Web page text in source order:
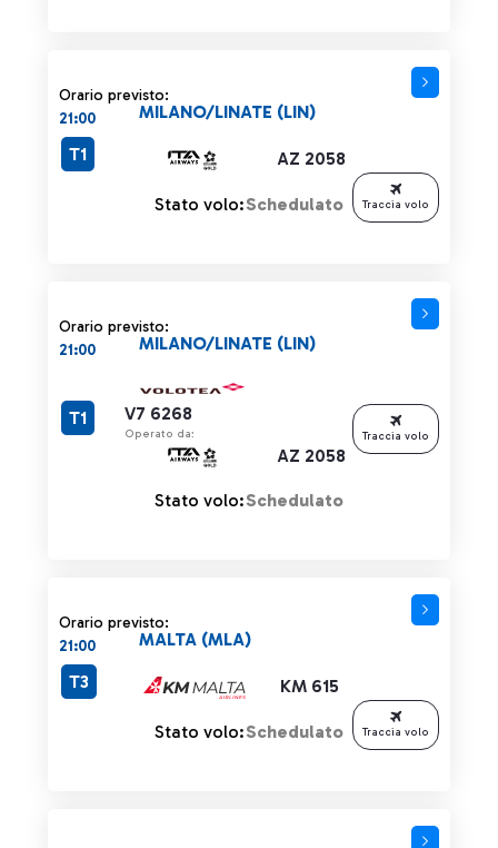
Orario previsto:
21:00
AZ 2058
MILANO/LINATE (LIN)
T1
Stato volo:Schedulato Traccia volo
Orario previsto:
21:00
V7 6268
Operato da:
AZ 2058
MILANO/LINATE (LIN)
T1
Stato volo:Schedulato
Traccia volo
Orario previsto:
21:00
KM 615
MALTA (MLA)
T3
Stato volo:Schedulato Traccia volo